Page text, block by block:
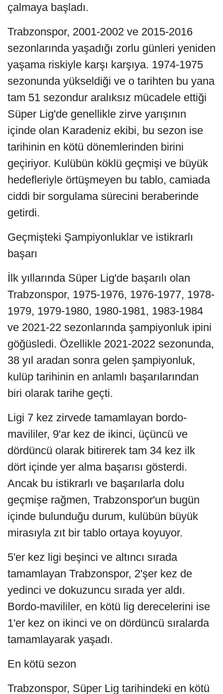
çalmaya başladı.
Trabzonspor, 2001-2002 ve 2015-2016
sezonlarında yaşadığı zorlu günleri yeniden
yaşama riskiyle karşı karşıya. 1974-1975
sezonunda yükseldiği ve o tarihten bu yana
tam 51 sezondur aralıksız mücadele ettiği
Süper Lig'de genellikle zirve yarışının
içinde olan Karadeniz ekibi, bu sezon ise
tarihinin en kötü dönemlerinden birini
geçiriyor. Kulübün köklü geçmişi ve büyük
hedefleriyle örtüşmeyen bu tablo, camiada
ciddi bir sorgulama sürecini beraberinde
getirdi.
Geçmişteki Şampiyonluklar ve istikrarlı
başarı
İlk yıllarında Süper Lig'de başarılı olan
Trabzonspor, 1975-1976, 1976-1977, 1978-
1979, 1979-1980, 1980-1981, 1983-1984
ve 2021-22 sezonlarında şampiyonluk ipini
göğüsledi. Özellikle 2021-2022 sezonunda,
38 yıl aradan sonra gelen şampiyonluk,
kulüp tarihinin en anlamlı başarılarından
biri olarak tarihe geçti.
Ligi 7 kez zirvede tamamlayan bordo-
mavililer, 9'ar kez de ikinci, üçüncü ve
dördüncü olarak bitirerek tam 34 kez ilk
dört içinde yer alma başarısı gösterdi.
Ancak bu istikrarlı ve başarılarla dolu
geçmişe rağmen, Trabzonspor'un bugün
içinde bulunduğu durum, kulübün büyük
mirasıyla zıt bir tablo ortaya koyuyor.
5'er kez ligi beşinci ve altıncı sırada
tamamlayan Trabzonspor, 2'şer kez de
yedinci ve dokuzuncu sırada yer aldı.
Bordo-mavililer, en kötü lig derecelerini ise
1'er kez on ikinci ve on dördüncü sıralarda
tamamlayarak yaşadı.
En kötü sezon
Trabzonspor, Süper Lig tarihindeki en kötü